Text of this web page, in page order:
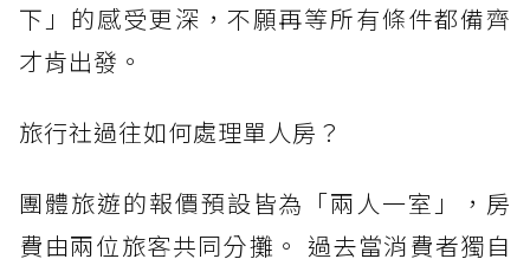
下」的感受更深，不願再等所有條件都備齊
才肯出發。
旅行社過往如何處理單人房？
團體旅遊的報價預設皆為「兩人一室」，房
費由兩位旅客共同分攤。 過去當消費者獨自